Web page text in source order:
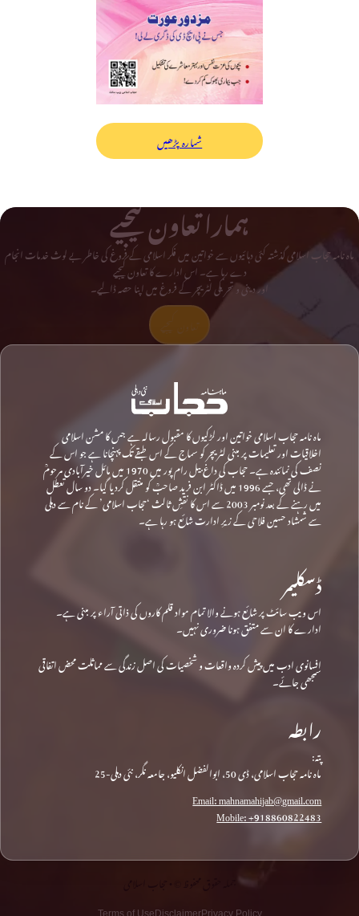
شمارہ پڑھیں
ہمارا تعاون کیجیے
ماہ نامہ حجاب اسلامی گذشتہ کئی دہائیوں سے خواتین میں فکر اسلامی کے فروغ کی خاطر بے لوث خدمات انجام
دے رہا ہے۔ اس ادارے کا تعاون کیجیے
اور دینی و تحریکی لٹریچر کے فروغ میں اپنا حصہ ڈالیے۔
ماہ نامہ حجاب اسلامی خواتین اور لڑکیوں کا مقبول رسالہ ہے جس کا مشن اسلامی
اخلاقیات اور تعلیمات پر مبنی لٹریچر کو سماج کے اس طبقے تک پہنچانا ہے جو اس کے
نصف کی نمائندہ ہے۔ حجاب کی داغ بیل رام پور میں 1970 میں مائل خیرآبادی مرحومؒ
نے ڈالی تھی، جسے 1996 میں ڈاکٹر ابن فرید صاحبؒ کو منتقل کردیا گیا۔ دو سال تعطل
میں رہنے کے بعد نومبر 2003 سے اس کا نقشِ ثالث ‘حجاب اسلامی’ کے نام سے دہلی
سے شمشاد حسین فلاحی کے زیرِ ادارت شائع ہو رہا ہے۔
ڈسکلیمر
اس ویب سائٹ پر شائع ہونے والا تمام مواد قلم کاروں کی ذاتی آراء پر مبنی ہے۔
ادارے کا ان سے متفق ہونا ضروری نہیں۔
افسانوی ادب میں پیش کردہ واقعات و شخصیات کی اصل زندگی سے مماثلت محض اتفاقی
سمجھی جائے۔
رابطہ
پتہ:
ماہ نامہ حجاب اسلامی، ڈی 50، ابوالفضل انکلیو، جامعہ نگر، نئی دہلی-25
Email: mahnamahijab@gmail.com
Mobile: +918860822483
Privacy Policy
Disclaimer
Terms of Use